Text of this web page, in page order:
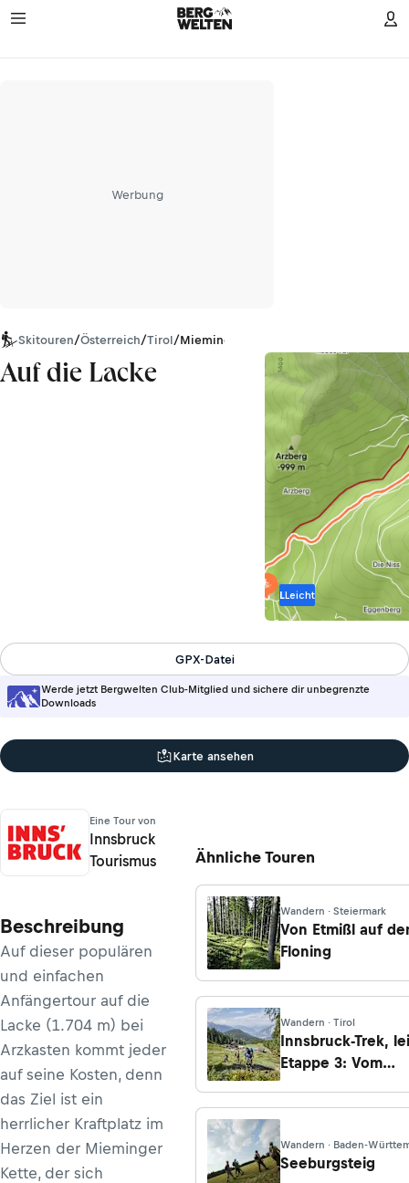
Werbung
Skitouren/Österreich/Tirol/Mieminger Kette
Auf die Lacke
LLeicht
Werde jetzt Bergwelten Club-Mitglied und sichere dir unbegrenzte
Downloads
GPX-Datei
Karte ansehen
Eine Tour von
Innsbruck
Tourismus
Beschreibung
Auf dieser populären
und einfachen
Anfängertour auf die
Lacke (1.704 m) bei
Arzkasten kommt jeder
auf seine Kosten, denn
das Ziel ist ein
herrlicher Kraftplatz im
Herzen der Mieminger
Kette, der sich
Ähnliche Touren
Wandern · Steiermark
Von Etmißl auf
Floning
Wandern · Tirol
Innsbruck-Trek,
Etappe 3: Vom
über die
Wandern · Baden-
Seeburgsteig